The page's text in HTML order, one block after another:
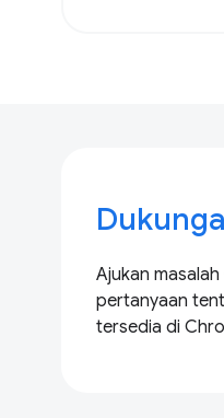
Ajukan
pertanyaan
tersedia di